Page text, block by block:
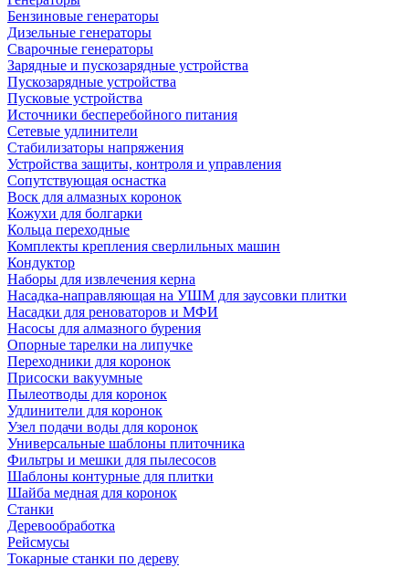
Бензиновые генераторы
Дизельные генераторы
Сварочные генераторы
Зарядные и пускозарядные устройства
Пускозарядные устройства
Пусковые устройства
Источники бесперебойного питания
Сетевые удлинители
Стабилизаторы напряжения
Устройства защиты, контроля и управления
Сопутствующая оснастка
Воск для алмазных коронок
Кожухи для болгарки
Кольца переходные
Комплекты крепления сверлильных машин
Кондуктор
Наборы для извлечения керна
Насадка-направляющая на УШМ для заусовки плитки
Насадки для реноваторов и МФИ
Насосы для алмазного бурения
Опорные тарелки на липучке
Переходники для коронок
Присоски вакуумные
Пылеотводы для коронок
Удлинители для коронок
Узел подачи воды для коронок
Универсальные шаблоны плиточника
Фильтры и мешки для пылесосов
Шаблоны контурные для плитки
Шайба медная для коронок
Станки
Деревообработка
Рейсмусы
Токарные станки по дереву